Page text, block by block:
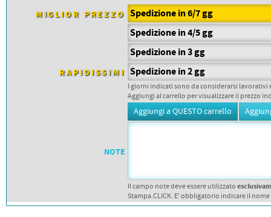
DORSALI TARGHE
MIGLIOR PREZZO Spedizione in 6/7 gg
Spedizione in 4/5 gg
Spedizione in 3 gg
RAPIDISSIMI Spedizione in 2 gg
I giorni indicati sono da considerarsi
Aggiungi al carrello per visualizzare il prezzo
NOTE
Il campo note deve essere utilizzato
Stampa.CLICK. E' obbligatorio indicare il